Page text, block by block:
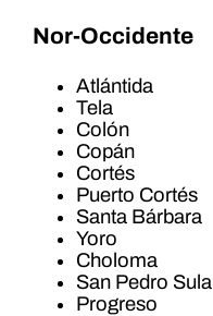
Nor-Occidente
Atlántida
Tela
Colón
Copán
Cortés
Puerto Cortés
Santa Bárbara
Yoro
Choloma
San Pedro Sula
Progreso